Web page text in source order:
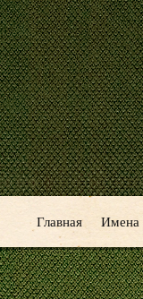
Главная Имена